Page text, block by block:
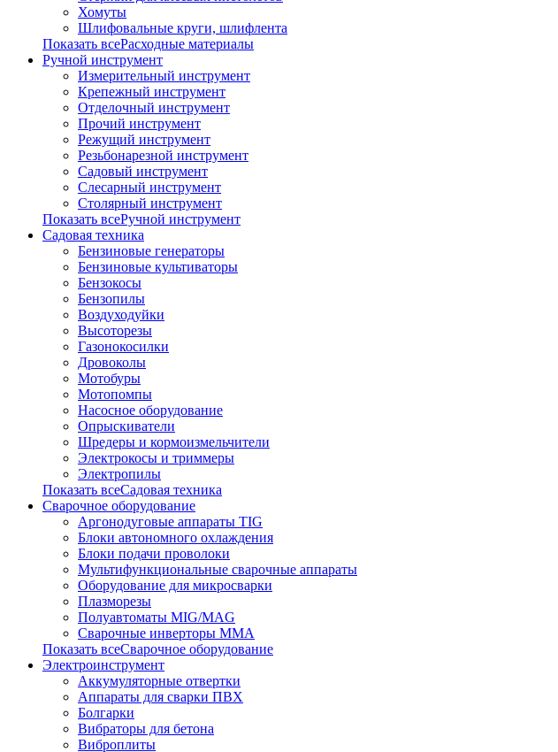
Хомуты
Шлифовальные круги, шлифлента
Показать всеРасходные материалы
Ручной инструмент
Измерительный инструмент
Крепежный инструмент
Отделочный инструмент
Прочий инструмент
Режущий инструмент
Резьбонарезной инструмент
Садовый инструмент
Слесарный инструмент
Столярный инструмент
Показать всеРучной инструмент
Садовая техника
Бензиновые генераторы
Бензиновые культиваторы
Бензокосы
Бензопилы
Воздуходуйки
Высоторезы
Газонокосилки
Дровоколы
Мотобуры
Мотопомпы
Насосное оборудование
Опрыскиватели
Шредеры и кормоизмельчители
Электрокосы и триммеры
Электропилы
Показать всеСадовая техника
Сварочное оборудование
Аргонодуговые аппараты TIG
Блоки автономного охлаждения
Блоки подачи проволоки
Мультифункциональные сварочные аппараты
Оборудование для микросварки
Плазморезы
Полуавтоматы MIG/MAG
Сварочные инверторы ММА
Показать всеСварочное оборудование
Электроинструмент
Аккумуляторные отвертки
Аппараты для сварки ПВХ
Болгарки
Вибраторы для бетона
Виброплиты